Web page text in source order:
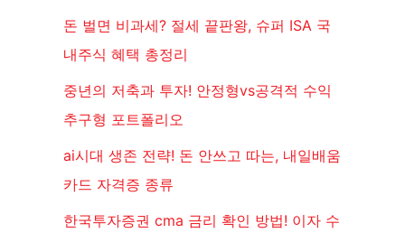
돈 벌면 비과세? 절세 끝판왕, 슈퍼 ISA 국
내주식 혜택 총정리
중년의 저축과 투자! 안정형vs공격적 수익
추구형 포트폴리오
ai시대 생존 전략! 돈 안쓰고 따는, 내일배움
카드 자격증 종류
한국투자증권 cma 금리 확인 방법! 이자 수